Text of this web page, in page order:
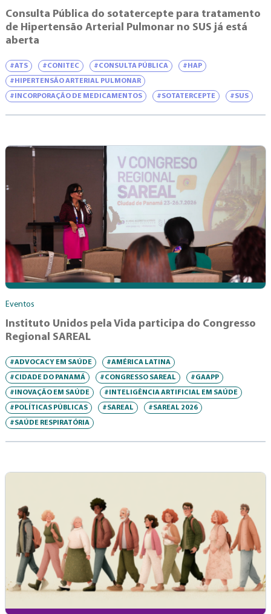
Consulta Pública do sotatercepte para tratamento
de Hipertensão Arterial Pulmonar no SUS já está
aberta
#ATS #CONITEC #CONSULTA PÚBLICA #HAP
#HIPERTENSÃO ARTERIAL PULMONAR
#INCORPORAÇÃO DE MEDICAMENTOS #SOTATERCEPTE #SUS
Eventos
Instituto Unidos pela Vida participa do Congresso
Regional SAREAL
#ADVOCACY EM SAÚDE #AMÉRICA LATINA
#CIDADE DO PANAMÁ #CONGRESSO SAREAL #GAAPP
#INOVAÇÃO EM SAÚDE #INTELIGÊNCIA ARTIFICIAL EM SAÚDE
#POLÍTICAS PÚBLICAS #SAREAL #SAREAL 2026
#SAÚDE RESPIRATÓRIA